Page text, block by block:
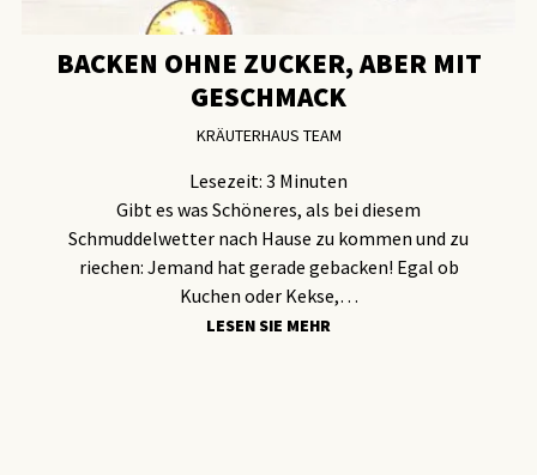
BACKEN OHNE ZUCKER, ABER MIT
GESCHMACK
KRÄUTERHAUS TEAM
Lesezeit: 3 Minuten
Gibt es was Schöneres, als bei diesem
Schmuddelwetter nach Hause zu kommen und zu
riechen: Jemand hat gerade gebacken! Egal ob
Kuchen oder Kekse,…
LESEN SIE MEHR